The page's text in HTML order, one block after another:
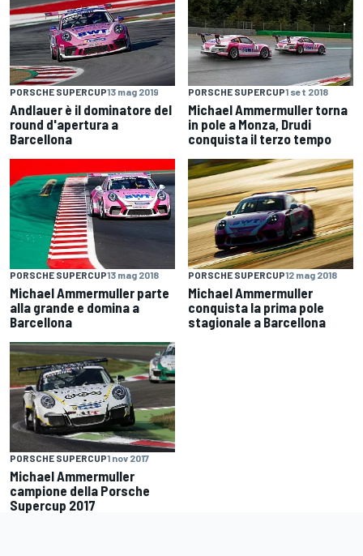
PORSCHE SUPERCUP13 mag 2019
Andlauer è il dominatore del
round d'apertura a
Barcellona
PORSCHE SUPERCUP1 set 2018
Michael Ammermuller torna
in pole a Monza, Drudi
conquista il terzo tempo
PORSCHE SUPERCUP13 mag 2018
Michael Ammermuller parte
alla grande e domina a
Barcellona
PORSCHE SUPERCUP12 mag 2018
Michael Ammermuller
conquista la prima pole
stagionale a Barcellona
PORSCHE SUPERCUP1 nov 2017
Michael Ammermuller
campione della Porsche
Supercup 2017